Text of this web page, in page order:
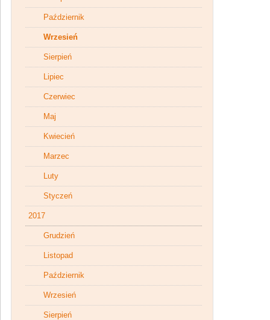
Październik
Wrzesień
Sierpień
Lipiec
Czerwiec
Maj
Kwiecień
Marzec
Luty
Styczeń
2017
Grudzień
Listopad
Październik
Wrzesień
Sierpień